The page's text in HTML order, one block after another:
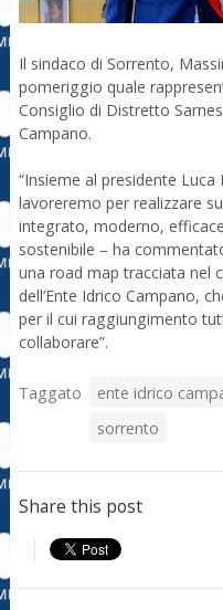
Il sindaco di Sorrento,
pomeriggio quale
Consiglio di Distretto
Campano.
“Insieme al presidente
lavoreremo per realizzare
integrato, moderno,
sostenibile – ha
una road map tracciata nel
dell’Ente Idrico Campano,
per il cui raggiungimento
collaborare”.
Taggato ente idrico
sorrento
Share this post